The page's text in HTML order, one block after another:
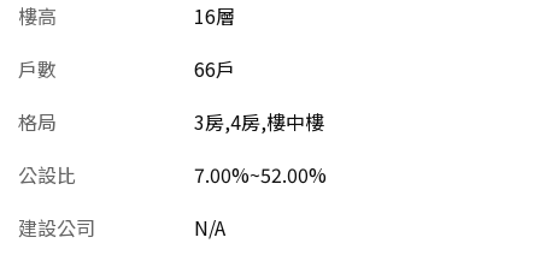
樓高
16層
戶數
66戶
格局
3房,4房,樓中樓
公設比
7.00%~52.00%
建設公司
N/A